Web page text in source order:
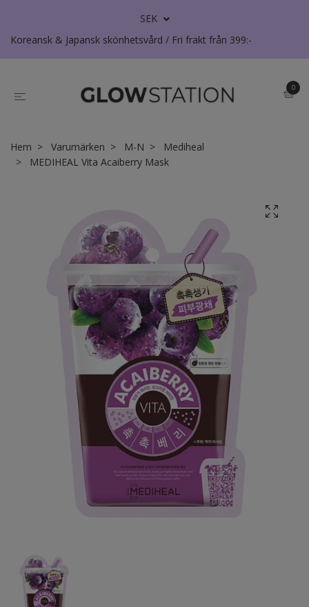
SEK
Koreansk & Japansk skönhetsvård / Fri frakt från 399:-
0
Hem Varumärken M-N
Mediheal
MEDIHEAL Vita Acaiberry Mask